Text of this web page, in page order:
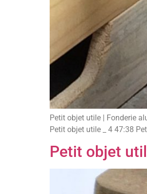
Petit objet utile | Fonderie
Petit objet utile _ 4 47:38
Petit objet